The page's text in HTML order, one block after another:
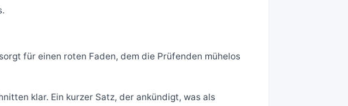
für einen roten Faden, dem die Prüfenden mühelos
klar. Ein kurzer Satz, der ankündigt, was als